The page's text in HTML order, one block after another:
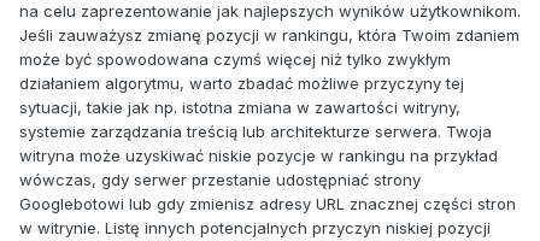
na celu zaprezentowanie jak najlepszych wyników użytkownikom.
Jeśli zauważysz zmianę pozycji w rankingu, która Twoim zdaniem
może być spowodowana czymś więcej niż tylko zwykłym
działaniem algorytmu, warto zbadać możliwe przyczyny tej
sytuacji, takie jak np. istotna zmiana w zawartości witryny,
systemie zarządzania treścią lub architekturze serwera. Twoja
witryna może uzyskiwać niskie pozycje w rankingu na przykład
wówczas, gdy serwer przestanie udostępniać strony
Googlebotowi lub gdy zmienisz adresy URL znacznej części stron
w witrynie. Listę innych potencjalnych przyczyn niskiej pozycji